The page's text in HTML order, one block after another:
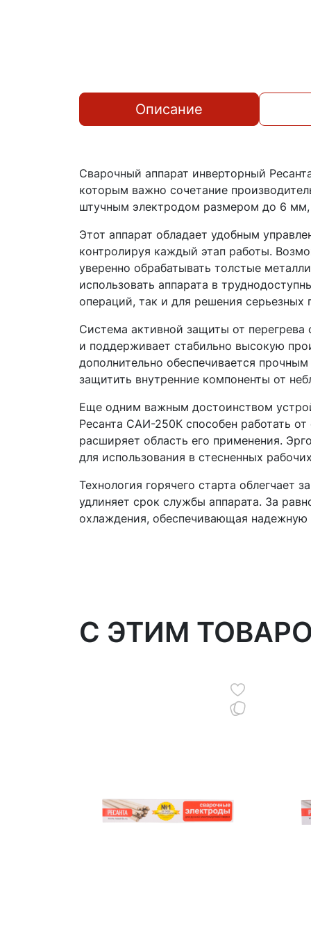
Описание
Сварочный аппарат инверторный
которым важно сочетание
штучным электродом размером до 6 мм,
Этот аппарат обладает удобным
контролируя каждый этап работы.
уверенно обрабатывать толстые
использовать аппарата в
операций, так и для решения серьезных
Система активной защиты от перегрева
и поддерживает стабильно высокую
дополнительно обеспечивается
защитить внутренние компоненты от
Еще одним важным достоинством
Ресанта САИ-250К способен работать
расширяет область его применения.
для использования в стесненных
Технология горячего старта облегчает
удлиняет срок службы аппарата. За
охлаждения, обеспечивающая надежную
C ЭТИМ